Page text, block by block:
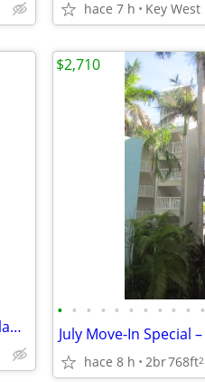
hace 7 h Key West
Fantasy Fest From KEY WEST to Miami , Ft laud, Orlando
• • • • • • • • • • •
hace 8 h 2br768ft2
$2,710